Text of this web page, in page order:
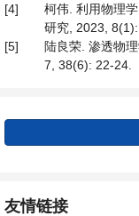
[4]
柯伟. 利用物理
研究, 2023, 8(1):
[5]
陆良荣. 渗透物
7, 38(6): 22-24.
友情链接